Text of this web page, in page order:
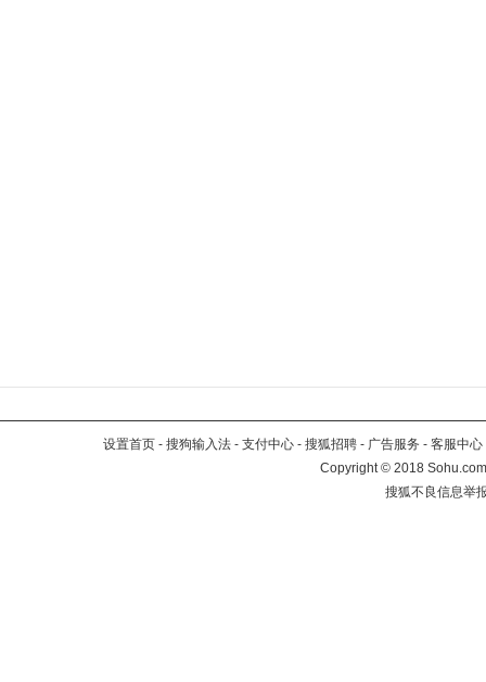
设置首页 - 搜狗输入法 - 支付中心 - 搜狐招聘 - 广告服务 - 客服中心
Copyright©2018
搜狐不良信息举